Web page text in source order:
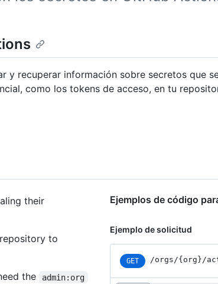
y recuperar información sobre secretos que
como los tokens de acceso, en tu
their
to
the
admin:org
Ejemplos de código
Ejemplo de solicitud
GET /orgs/{org}/